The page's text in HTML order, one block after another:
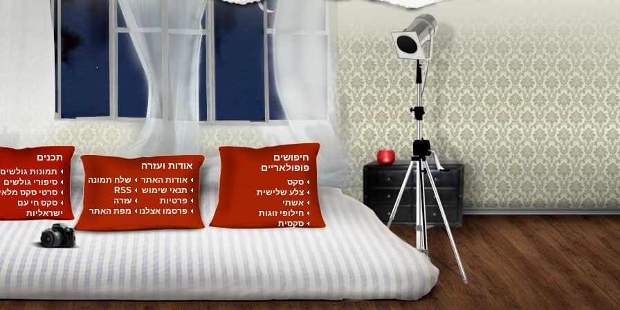
חיפושים
פופולאריים
סקס
צלע שלישית
אשתי
חילופי זוגות
סקסית
אודות ועזרה
אודות האתר
תנאי שימוש
פרטיות
פרסמו אצלנו
שלח תמונה
RSS
עזרה
מפת האתר
תכנים
תמונות גולשים
סיפורי גולשים
סרטי סקס
סקס חי עם
ישראליות